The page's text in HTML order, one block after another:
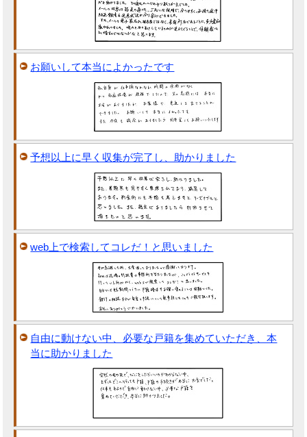
お願いして本当によかったです
予想以上に早く収集が完了し、助かりました
web上で検索してコレだ！と思いました
自由に動けない中、必要な戸籍を集めていただき、本
当に助かりました